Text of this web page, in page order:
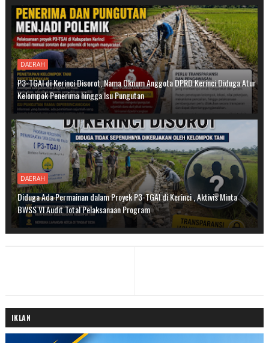
DAERAH
P3-TGAI di Kerinci Disorot, Nama Oknum Anggota DPRD Kerinci Diduga Atur
Kelompok Penerima hingga Isu Pungutan
DAERAH
Diduga Ada Permainan dalam Proyek P3-TGAI di Kerinci , Aktivis Minta
BWSS VI Audit Total Pelaksanaan Program
IKLAN